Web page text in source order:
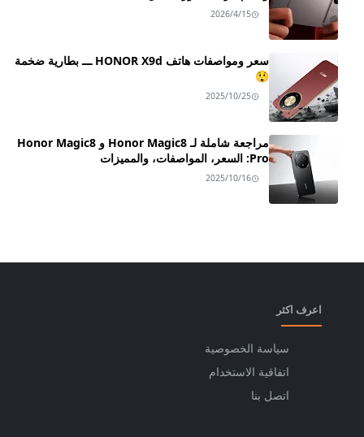
2026/4/15
سعر ومواصفات هاتف HONOR X9d ـــ بطارية ضخمة
😲
2025/10/25
مراجعة شاملة لـ Honor Magic8 و Honor Magic8
Pro: السعر، المواصفات، والمميزات
2025/10/16
اعرف اكثر
سياسة الخصوصية
اتفاقية الاستخدام
اتصل بنا